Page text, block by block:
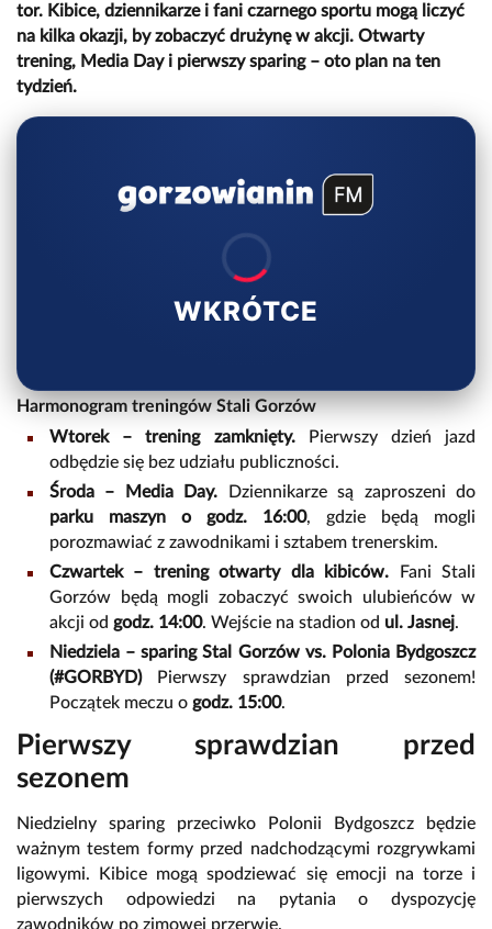
tor. Kibice, dziennikarze i fani czarnego sportu mogą liczyć
na kilka okazji, by zobaczyć drużynę w akcji. Otwarty
trening, Media Day i pierwszy sparing – oto plan na ten
tydzień.
WKRÓTCE
Harmonogram treningów Stali Gorzów
Wtorek – trening zamknięty. Pierwszy dzień jazd
odbędzie się bez udziału publiczności.
Środa – Media Day. Dziennikarze są zaproszeni do
parku maszyn o godz. 16:00, gdzie będą mogli
porozmawiać z zawodnikami i sztabem trenerskim.
Czwartek – trening otwarty dla kibiców. Fani Stali
Gorzów będą mogli zobaczyć swoich ulubieńców w
akcji od godz. 14:00. Wejście na stadion od ul. Jasnej.
Niedziela – sparing Stal Gorzów vs. Polonia Bydgoszcz
(#GORBYD) Pierwszy sprawdzian przed sezonem!
Początek meczu o godz. 15:00.
Pierwszy sprawdzian przed
sezonem
Niedzielny sparing przeciwko Polonii Bydgoszcz będzie
ważnym testem formy przed nadchodzącymi rozgrywkami
ligowymi. Kibice mogą spodziewać się emocji na torze i
pierwszych odpowiedzi na pytania o dyspozycję
zawodników po zimowej przerwie.